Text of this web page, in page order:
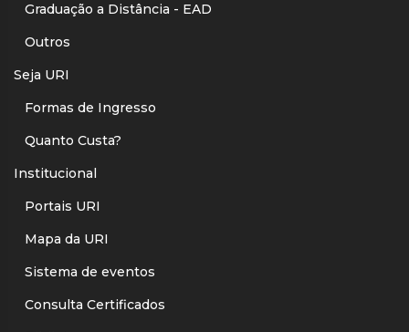
Graduação a Distância - EAD
Outros
Seja URI
Formas de Ingresso
Quanto Custa?
Institucional
Portais URI
Mapa da URI
Sistema de eventos
Consulta Certificados